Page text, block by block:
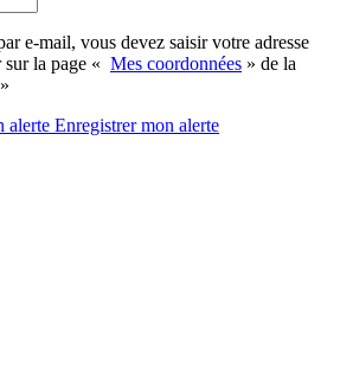
e-mail, vous devez saisir votre adresse
la page « Mes coordonnées » de la
alerte Enregistrermon alerte